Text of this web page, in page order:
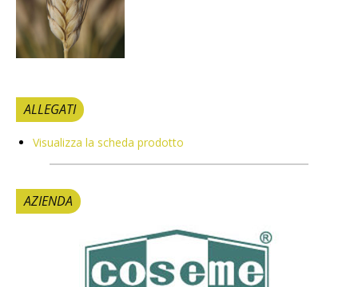
ALLEGATI
Visualizza la scheda prodotto
AZIENDA